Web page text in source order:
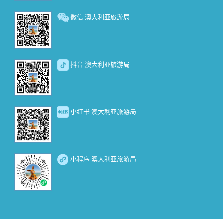
微信 澳大利亚旅游局
抖音 澳大利亚旅游局
小红书 澳大利亚旅游局
小程序 澳大利亚旅游局